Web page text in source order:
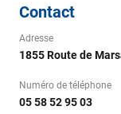
Contact
Adresse
1855 Route de
Numéro de téléphone
05 58 52 95 03